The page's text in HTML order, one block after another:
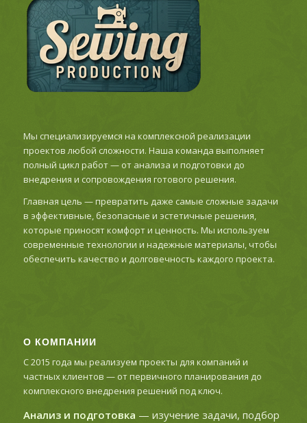
Мы специализируемся на комплексной реализации
проектов любой сложности. Наша команда выполняет
полный цикл работ — от анализа и подготовки до
внедрения и сопровождения готового решения.
Главная цель — превратить даже самые сложные задачи
в эффективные, безопасные и эстетичные решения,
которые приносят комфорт и ценность. Мы используем
современные технологии и надежные материалы, чтобы
обеспечить качество и долговечность каждого проекта.
О КОМПАНИИ
С 2015 года мы реализуем проекты для компаний и
частных клиентов — от первичного планирования до
комплексного внедрения решений под ключ.
Анализ и подготовка — изучение задачи, подбор